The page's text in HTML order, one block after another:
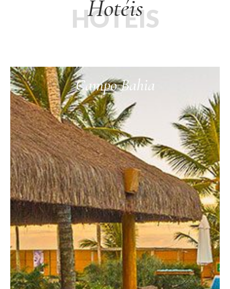
HOTÉIS
Hotéis
Campo Bahia